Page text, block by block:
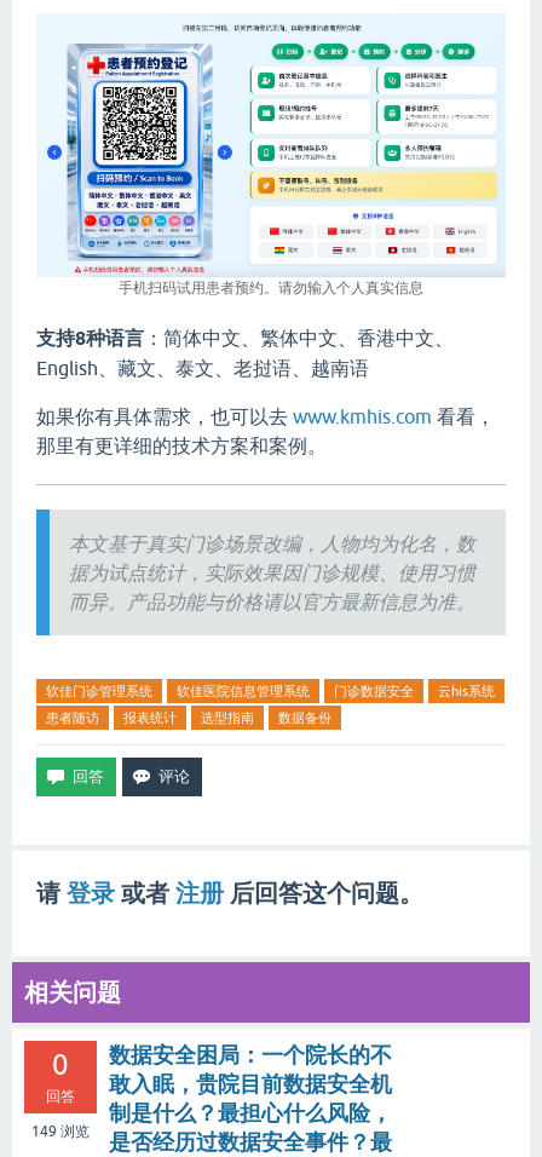
手机扫码试用患者预约。请勿输入个人真实信息
支持8种语言 ：简体中文、繁体中文、香港中文、
English、藏文、泰文、老挝语、越南语
如果你有具体需求，也可以去 www.kmhis.com 看看，
那里有更详细的技术方案和案例。
本文基于真实门诊场景改编，人物均为化名，数
据为试点统计，实际效果因门诊规模、使用习惯
而异。产品功能与价格请以官方最新信息为准。
软佳门诊管理系统 软佳医院信息管理系统 门诊数据安全
云his系统
患者随访
报表统计 选型指南 数据备份
请登录 或者 注册 后回答这个问题。
相关问题
0
回答
149 浏览
数据安全困局：一个院长的不
敢入眠，贵院目前数据安全机
制是什么？最担心什么风险，
是否经历过数据安全事件？最